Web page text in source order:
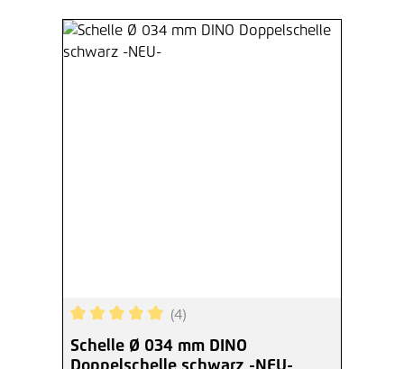
Durchschnittliche Bewertung von 5 von 5
(4)
Schelle Ø 034 mm DINO